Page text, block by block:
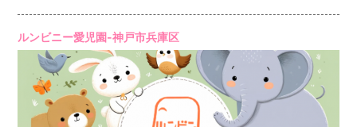
ルンビニー愛児園-神戸市兵庫区